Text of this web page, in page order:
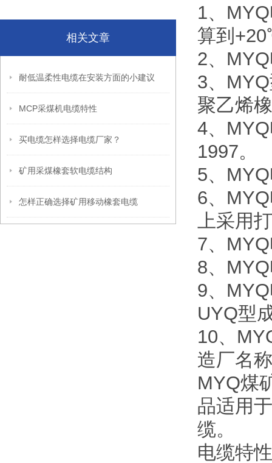
相关文章
耐低温柔性电缆在安装方面的小建议
MCP采煤机电缆特性
买电缆怎样选择电缆厂家？
矿用采煤橡套软电缆结构
怎样正确选择矿用移动橡套电缆
1、
算到
2、
3、
聚乙烯
4、
1997。
5、
6、
上采用
7、
8、
9、
UYQ型
10、
造厂名
MYQ煤
品适用
缆。
电缆特性